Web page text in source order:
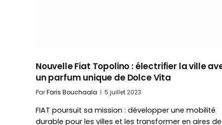
Nouvelle Fiat Topolino : électrifier la ville
un parfum unique de Dolce Vita
ParFaris Bouchaala 5 juillet 2023
FIAT poursuit sa mission : développer une mobilité
durable pour les villes et les transformer en aires de